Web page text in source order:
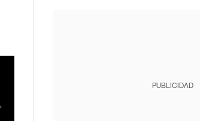
PUBLICIDAD